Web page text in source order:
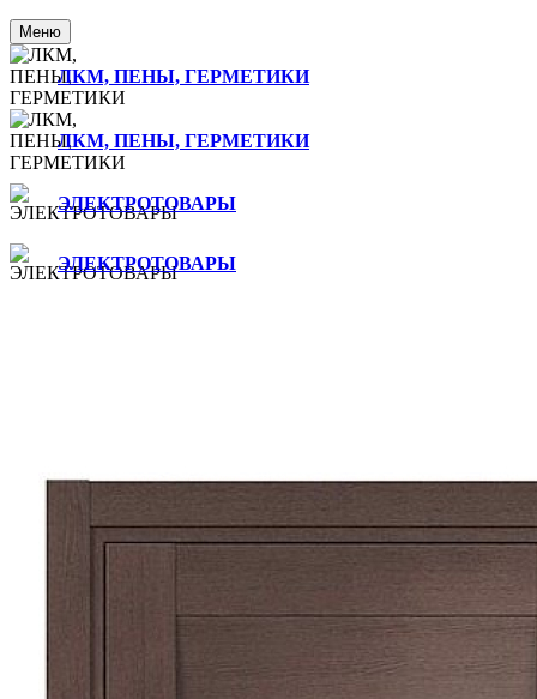
Меню
ЛКМ, ПЕНЫ, ГЕРМЕТИКИ
ЛКМ, ПЕНЫ, ГЕРМЕТИКИ
ЭЛЕКТРОТОВАРЫ
ЭЛЕКТРОТОВАРЫ